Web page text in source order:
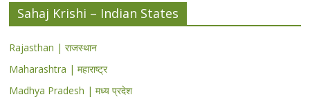
Sahaj Krishi – Indian States
Rajasthan | राजस्थान
Maharashtra | महाराष्ट्र
Madhya Pradesh | मध्य प्रदेश